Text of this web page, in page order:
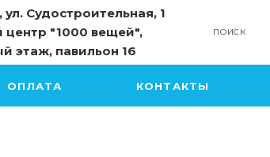
ул. Судостроительная, 1
центр "1000 вещей",
этаж, павильон 16
ПОИСК
ОПЛАТА КОНТАКТЫ